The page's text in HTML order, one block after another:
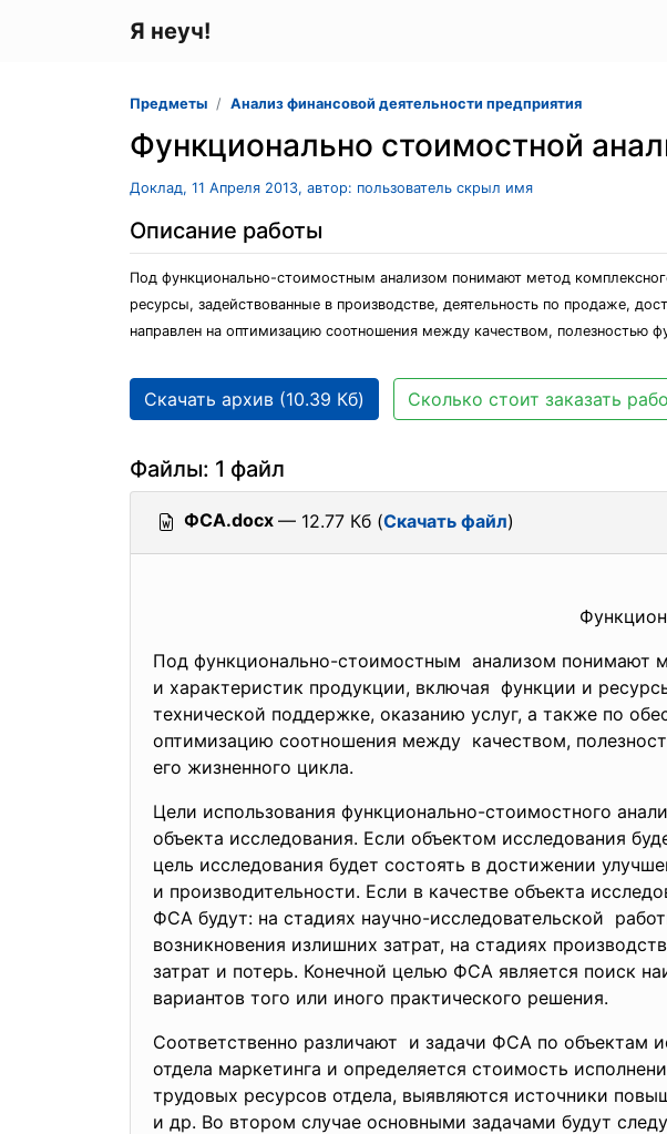
Я неуч!
Предметы Анализ финансовой деятельности предприятия
Функционально стоимостной
Доклад, 11 Апреля 2013, автор: пользователь скрыл имя
Описание работы
Под функционально-стоимостным анализом понимают метод
ресурсы, задействованные в производстве, деятельность по продаже,
направлен на оптимизацию соотношения между качеством, полезностью
Скачать архив (10.39 Кб) Сколько стоит заказать
Файлы: 1 файл
ФСА.docx — 12.77 Кб (Скачать файл)
Под функционально-стоимостным анализом понимают
и характеристик продукции, включая функции и
технической поддержке, оказанию услуг, а также по
оптимизацию соотношения между качеством,
его жизненного цикла.
Цели использования функционально-стоимостного
объекта исследования. Если объектом исследования
цель исследования будет состоять в достижении
и производительности. Если в качестве объекта
ФСА будут: на стадиях научно-исследовательской
возникновения излишних затрат, на стадиях
затрат и потерь. Конечной целью ФСА является поиск
вариантов того или иного практического решения.
Соответственно различают и задачи ФСА по объектам
отдела маркетинга и определяется стоимость
трудовых ресурсов отдела, выявляются источники
и др. Во втором случае основными задачами будут